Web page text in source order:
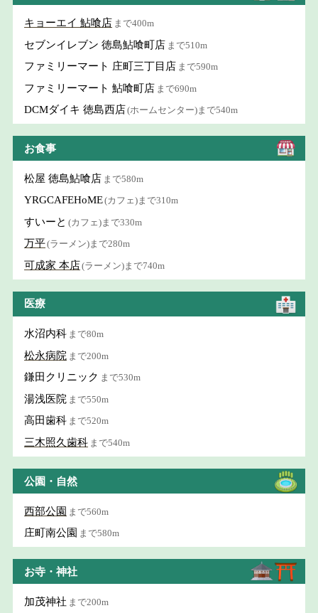
キョーエイ 鮎喰店 まで400m
セブンイレブン 徳島鮎喰町店 まで510m
ファミリーマート 庄町三丁目店 まで590m
ファミリーマート 鮎喰町店 まで690m
DCMダイキ 徳島西店(ホームセンター)まで540m
お食事
松屋 徳島鮎喰店 まで580m
YRGCAFEHoME(カフェ)まで310m
すいーと (カフェ)まで330m
万平(ラーメン)まで280m
可成家 本店(ラーメン)まで740m
医療
水沼内科 まで80m
松永病院 まで200m
鎌田クリニック まで530m
湯浅医院 まで550m
高田歯科 まで520m
三木照久歯科 まで540m
公園・自然
西部公園 まで560m
庄町南公園 まで580m
お寺・神社
加茂神社 まで200m